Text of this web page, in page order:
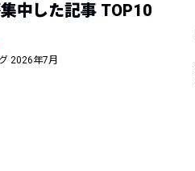
中した記事 TOP10
2026年7月